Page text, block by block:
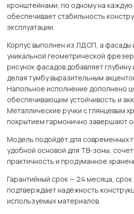
кронштейнами, по одному на каждую
обеспечивает стабильность
эксплуатации.
Корпус выполнен из ЛДСП, а фасады
уникальной геометрической
рисунок фасадов добавляет глубину
делая тумбу выразительным
Напольное исполнение дополнено
обеспечивающим устойчивость и
Металлические ручки с глянцевым
покрытием гармонично завершают
Модель подойдёт для современных
удобной основой для ТВ-зоны,
практичность и продуманное
Гарантийный срок — 24 месяца,
подтверждает надёжность
используемых материалов.